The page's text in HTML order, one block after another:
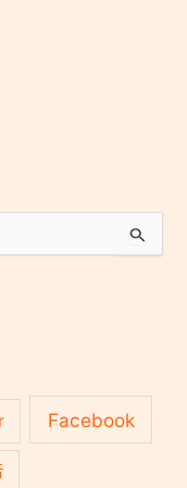
Facebook